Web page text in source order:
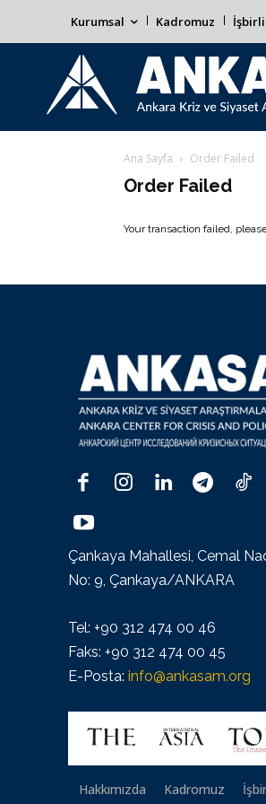
Kurumsal Kadromuz
Ana Sayfa Order Failed
Order Failed
Your transaction failed,
Çankaya Mahallesi, Cemal
No: 9, Çankaya/ANKARA
Tel: +90 312 474 00 46
Faks: +90 312 474 00 45
E-Posta: info@ankasam.org
Hakkımızda Kadromuz